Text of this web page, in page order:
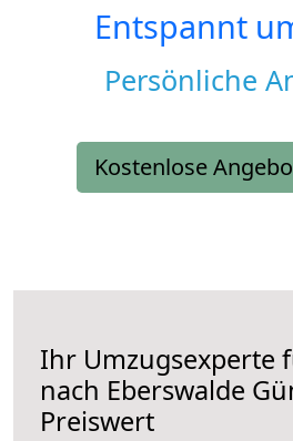
Entspannt
Persönliche
Kostenlose
Ihr Umzugsexperte
nach Eberswalde
Preiswert